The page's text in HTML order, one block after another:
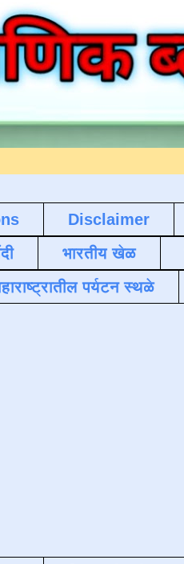
Disclaimer
भारतीय खेळ
पर्यटन स्थळे